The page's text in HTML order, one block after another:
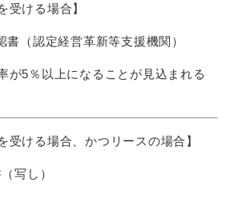
受ける場合】
（認定経営革新等支援機関）
が5％以上になることが見込まれる
受ける場合、かつリースの場合】
写し）